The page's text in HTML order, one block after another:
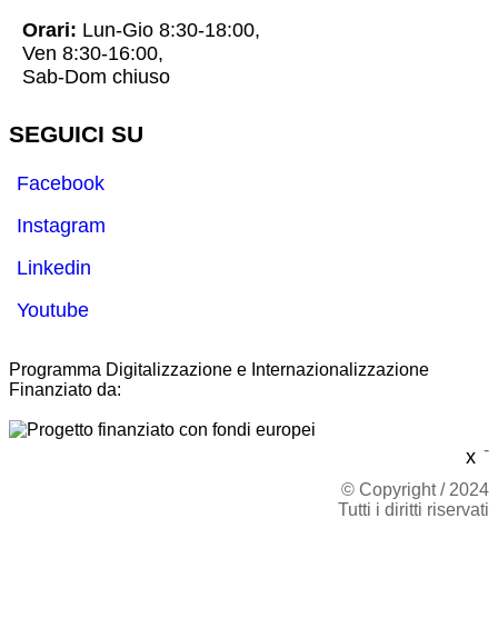
x
Orari: Lun-Gio 8:30-18:00,
Ven 8:30-16:00,
Sab-Dom chiuso
SEGUICI SU
Facebook
Instagram
Linkedin
Youtube
Programma Digitalizzazione e Internazionalizzazione
Finanziato da:
-
© Copyright / 2024
Tutti i diritti riservati